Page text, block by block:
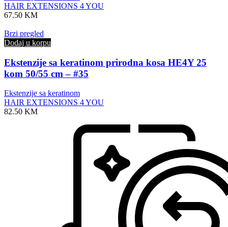
HAIR EXTENSIONS 4 YOU
67.50 KM
Brzi pregled
Dodaj u korpu
Ekstenzije sa keratinom prirodna kosa HE4Y 25
kom 50/55 cm – #35
Ekstenzije sa keratinom
HAIR EXTENSIONS 4 YOU
82.50 KM